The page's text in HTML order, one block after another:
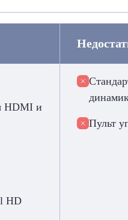
HDMI и
HD
Пульт